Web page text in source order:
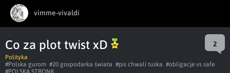
vimme-vivaldi
Co za plot twist xD 2
Polityka
#Polska gurom #20 gospodarka świata #pis chwali tuska #obligacje vs safe
#POLSKA STRONK